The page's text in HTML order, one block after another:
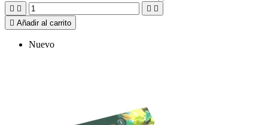
   
 Añadir al carrito
Nuevo